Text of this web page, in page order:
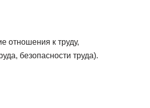
отношения к труду,
безопасности труда).